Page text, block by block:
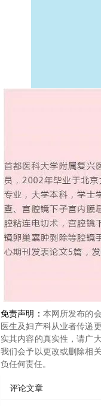
免责声明： 本网所发布的
医生及妇产科从业者传递
实其内容的真实性，请广
我们会予以更改或删除相
负任何责任。
评论文章